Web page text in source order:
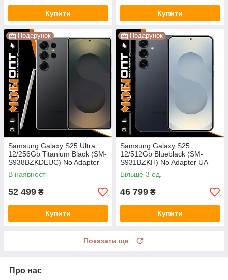
Купити Купити
Подарунок
Samsung Galaxy S25 Ultra
12/256Gb Titanium Black (SM-
S938BZKDEUC) No Adapter
UA UCRF
В наявності
52 499 ₴
Купити
Подарунок
Samsung Galaxy S25
12/512Gb Blueblack (SM-
S931BZKH) No Adapter UA
UCRF
Більше 3 од.
46 799 ₴
Купити
Показати ще
Про нас